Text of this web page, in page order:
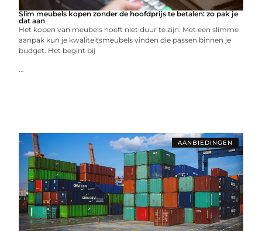
Slim meubels kopen zonder de hoofdprijs te betalen: zo pak je
dat aan
Het kopen van meubels hoeft niet duur te zijn. Met een slimme
aanpak kun je kwaliteitsmeubels vinden die passen binnen je
budget. Het begint bij
...
AANBIEDINGEN